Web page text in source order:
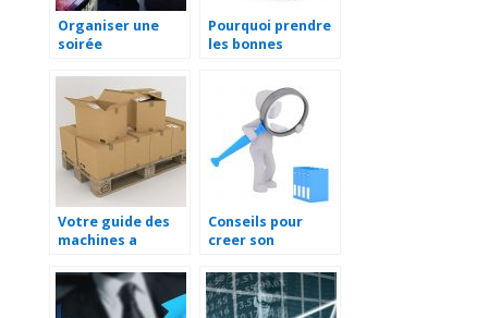
Organiser une
soirée
choisir le lieu et la
restauration
Pourquoi prendre
les bonnes
entreprise ?
Votre guide des
machines a
Conseils pour
creer son